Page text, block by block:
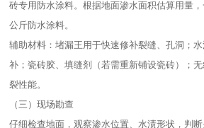
砖专用防水涂料。根据地面渗水面积估算用量
公斤防水涂料。​
辅助材料：堵漏王用于快速修补裂缝、孔洞；
补；瓷砖胶、填缝剂（若需重新铺设瓷砖）；
裂性能。​
（三）现场勘查​
仔细检查地面，观察渗水位置、水渍形状，判